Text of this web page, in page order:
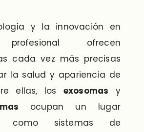
y la innovación en
ofrecen
cada vez más precisas
la salud y apariencia de
ellas, los exosomas y
ocupan un lugar
como sistemas de